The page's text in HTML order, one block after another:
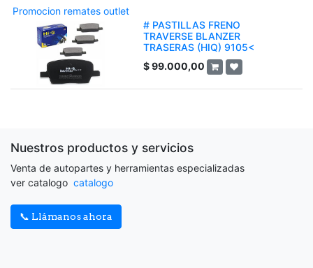
Promocion remates outlet
# PASTILLAS FRENO
TRAVERSE BLANZER
TRASERAS (HIQ) 9105<
$99.000,00
Nuestros productos y servicios
Venta de autopartes y herramientas especializadas
ver catalogo catalogo
📞 Llámanos ahora